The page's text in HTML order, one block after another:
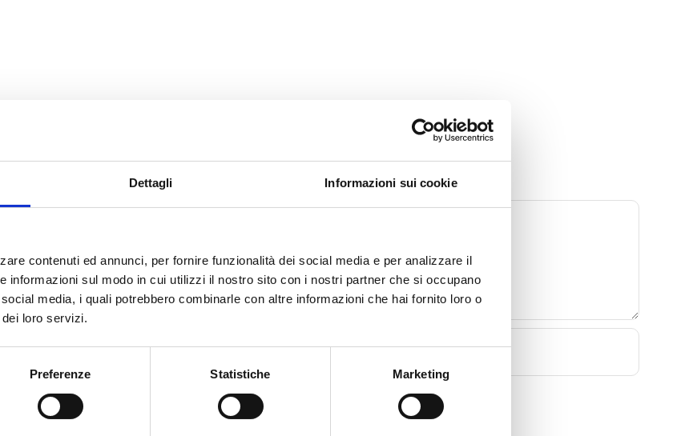
Dettagli Informazioni sui cookie
contenuti ed annunci, per fornire funzionalità dei social media e per analizzare il
informazioni sul modo in cui utilizzi il nostro sito con i nostri partner che si occupano
media, i quali potrebbero combinarle con altre informazioni che hai fornito loro o
loro servizi.
Preferenze Statistiche Marketing
next time I comment.